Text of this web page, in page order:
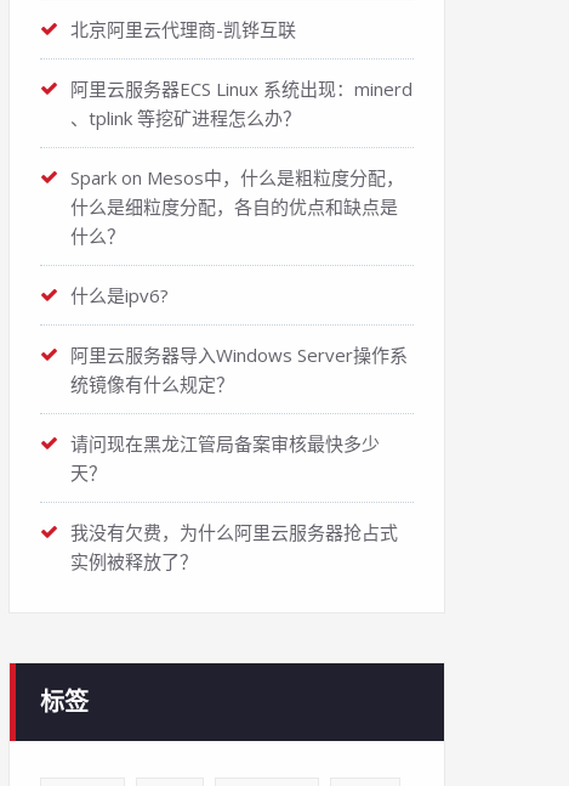
北京阿里云代理商-凯铧互联
阿里云服务器ECS Linux 系统出现：minerd
、tplink 等挖矿进程怎么办？
Spark on Mesos中，什么是粗粒度分配，
什么是细粒度分配，各自的优点和缺点是
什么？
什么是ipv6?
阿里云服务器导入Windows Server操作系
统镜像有什么规定？
请问现在黑龙江管局备案审核最快多少
天？
我没有欠费，为什么阿里云服务器抢占式
实例被释放了？
标签